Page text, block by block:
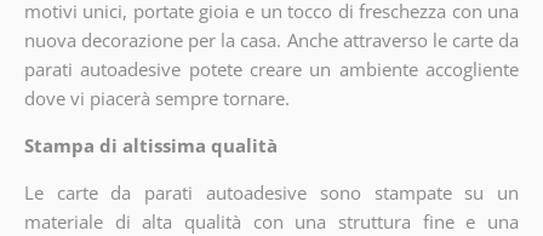
motivi unici, portate gioia e un tocco di freschezza con una
nuova decorazione per la casa. Anche attraverso le carte da
parati autoadesive potete creare un ambiente accogliente
dove vi piacerà sempre tornare.
Stampa di altissima qualità
Le carte da parati autoadesive sono stampate su un
materiale di alta qualità con una struttura fine e una